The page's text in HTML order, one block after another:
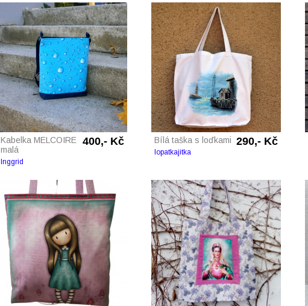
Kabelka MELCOIRE
malá
400,- Kč
Inggrid
Bílá taška s loďkami 290,- Kč
lopatkajitka